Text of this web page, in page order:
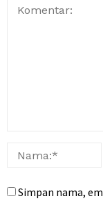
Simpan nama,